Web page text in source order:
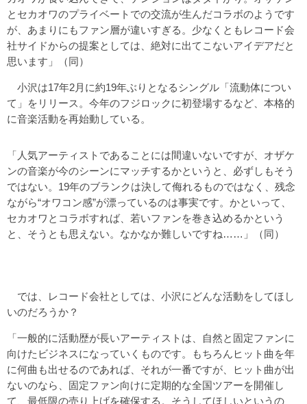
とセカオワのプライベートでの交流が生んだコラボのようです
が、あまりにもファン層が違いすぎる。少なくともレコード会
社サイドからの提案としては、絶対に出てこないアイデアだと
思います」（同）
小沢は17年2月に約19年ぶりとなるシングル「流動体につい
て」をリリース。今年のフジロックに初登場するなど、本格的
に音楽活動を再始動している。
「人気アーティストであることには間違いないですが、オザケ
ンの音楽が今のシーンにマッチするかというと、必ずしもそう
ではない。19年のブランクは決して侮れるものではなく、残念
ながら“オワコン感”が漂っているのは事実です。かといって、
セカオワとコラボすれば、若いファンを巻き込めるかという
と、そうとも思えない。なかなか難しいですね……」（同）
では、レコード会社としては、小沢にどんな活動をしてほし
いのだろうか？
「一般的に活動歴が長いアーティストは、自然と固定ファンに
向けたビジネスになっていくものです。もちろんヒット曲を年
に何曲も出せるのであれば、それが一番ですが、ヒット曲が出
ないのなら、固定ファン向けに定期的な全国ツアーを開催し
て、最低限の売り上げを確保する。そうしてほしいというの